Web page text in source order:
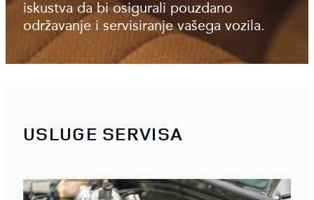
iskustva da bi osigurali pouzdano
održavanje i servisiranje vašega vozila.
USLUGE SERVISA